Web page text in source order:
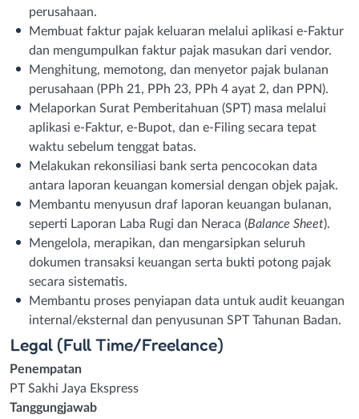
perusahaan.
Membuat faktur pajak keluaran melalui aplikasi e-Faktur
dan mengumpulkan faktur pajak masukan dari vendor.
Menghitung, memotong, dan menyetor pajak bulanan
perusahaan (PPh 21, PPh 23, PPh 4 ayat 2, dan PPN).
Melaporkan Surat Pemberitahuan (SPT) masa melalui
aplikasi e-Faktur, e-Bupot, dan e-Filing secara tepat
waktu sebelum tenggat batas.
Melakukan rekonsiliasi bank serta pencocokan data
antara laporan keuangan komersial dengan objek pajak.
Membantu menyusun draf laporan keuangan bulanan,
seperti Laporan Laba Rugi dan Neraca (Balance Sheet).
Mengelola, merapikan, dan mengarsipkan seluruh
dokumen transaksi keuangan serta bukti potong pajak
secara sistematis.
Membantu proses penyiapan data untuk audit keuangan
internal/eksternal dan penyusunan SPT Tahunan Badan.
Legal (Full Time/Freelance)
Penempatan
PT Sakhi Jaya Ekspress
Tanggungjawab